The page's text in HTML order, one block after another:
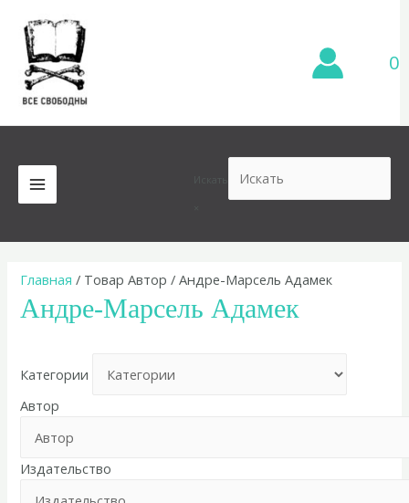
содержимому
0
MAIN
MENU
Главная / Товар Автор / Андре-Марсель Адамек
Андре-Марсель Адамек
Категории
Автор
Издательство